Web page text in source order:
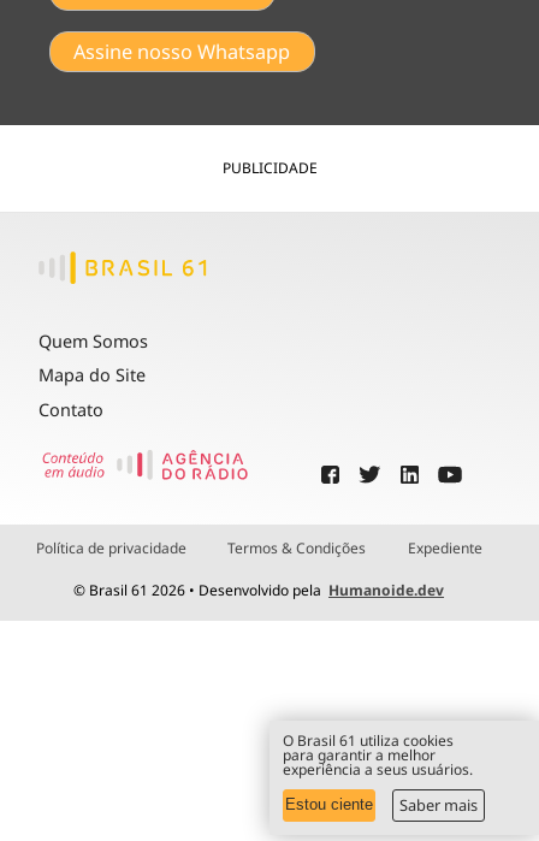
Assine nosso Whatsapp
PUBLICIDADE
Quem Somos
Mapa do Site
Contato
Política de privacidade Termos & Condições Expediente
© Brasil 61 2026 • Desenvolvido pela Humanoide.dev
O Brasil 61 utiliza cookies
para garantir a melhor
experiência a seus usuários.
Estou ciente Saber mais